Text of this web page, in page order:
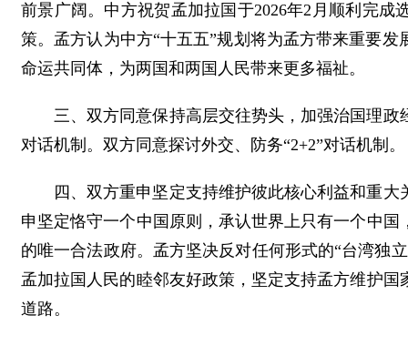
前景广阔。中方祝贺孟加拉国于2026年2月顺利完
策。孟方认为中方“十五五”规划将为孟方带来重要
命运共同体，为两国和两国人民带来更多福祉。
三、双方同意保持高层交往势头，加强治国理
对话机制。双方同意探讨外交、防务“2+2”对话机制。
四、双方重申坚定支持维护彼此核心利益和重
申坚定恪守一个中国原则，承认世界上只有一个中
的唯一合法政府。孟方坚决反对任何形式的“台湾独
孟加拉国人民的睦邻友好政策，坚定支持孟方维护
道路。